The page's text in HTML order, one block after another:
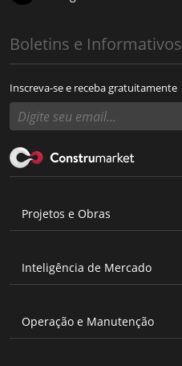
Boletins e Informativos
Inscreva-se e receba gratuitamente
Projetos e Obras
Inteligência de Mercado
Operação e Manutenção